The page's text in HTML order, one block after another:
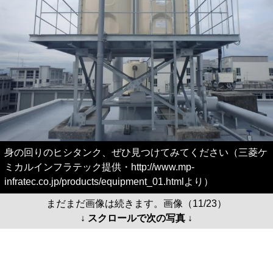
身の回りのヒシタンク、ぜひ見つけてみてください（三菱ケ
ミカルインフラテック提供・http://www.mp-
infratec.co.jp/products/equipment_01.htmlより）
まだまだ画像は続きます。画像（11/23）
↓ スクロールで次の写真 ↓